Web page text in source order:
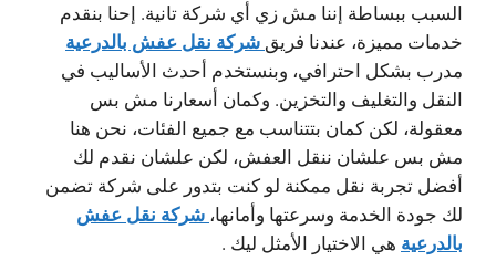
السبب ببساطة إننا مش زي أي شركة تانية. إحنا بنقدم
خدمات مميزة، عندنا فريق شركة نقل عفش بالدرعية
مدرب بشكل احترافي، وبنستخدم أحدث الأساليب في
النقل والتغليف والتخزين. وكمان أسعارنا مش بس
معقولة، لكن كمان بتتناسب مع جميع الفئات، نحن هنا
مش بس علشان ننقل العفش، لكن علشان نقدم لك
أفضل تجربة نقل ممكنة لو كنت بتدور على شركة تضمن
لك جودة الخدمة وسرعتها وأمانها، شركة نقل عفش
بالدرعية هي الاختيار الأمثل ليك .